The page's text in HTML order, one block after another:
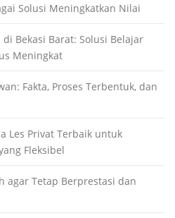
Solusi Meningkatkan Nilai
Bekasi Barat: Solusi Belajar
Meningkat
Fakta, Proses Terbentuk, dan
Les Privat Terbaik untuk
Fleksibel
agar Tetap Berprestasi dan